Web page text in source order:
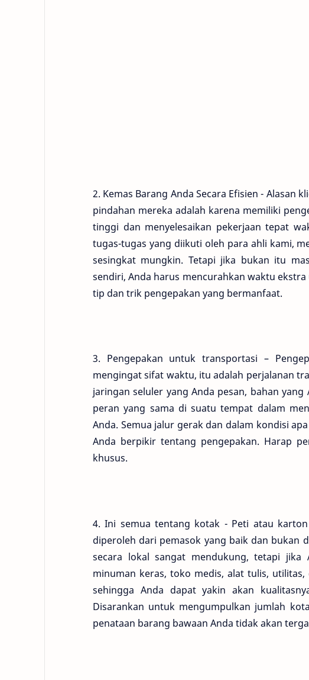
2. Kemas Barang Anda Secara Efisien -
pindahan mereka adalah karena memiliki
tinggi dan menyelesaikan pekerjaan tepat
tugas-tugas yang diikuti oleh para ahli kami,
sesingkat mungkin. Tetapi jika bukan itu
sendiri, Anda harus mencurahkan waktu
tip dan trik pengepakan yang bermanfaat.
3. Pengepakan untuk transportasi –
mengingat sifat waktu, itu adalah perjalanan
jaringan seluler yang Anda pesan, bahan
peran yang sama di suatu tempat dalam
Anda. Semua jalur gerak dan dalam kondisi
Anda berpikir tentang pengepakan. Harap
khusus.
4. Ini semua tentang kotak - Peti atau
diperoleh dari pemasok yang baik dan bukan
secara lokal sangat mendukung, tetapi
minuman keras, toko medis, alat tulis,
sehingga Anda dapat yakin akan
Disarankan untuk mengumpulkan jumlah
penataan barang bawaan Anda tidak akan